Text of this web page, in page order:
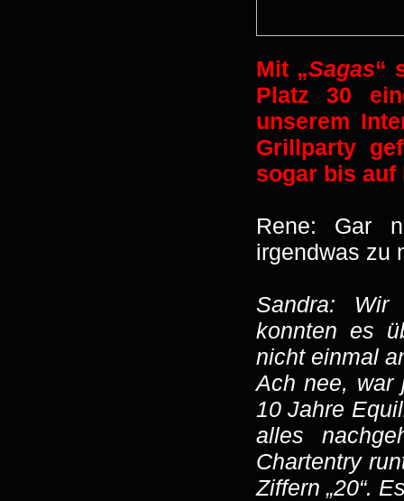
Mit „Sagas“
Platz 30
unserem
Grillparty
sogar bis auf
Rene: Gar
irgendwas zu
Sandra: Wir
konnten es
nicht einmal
Ach nee, war
10 Jahre
alles
Chartentry
Ziffern „20“.